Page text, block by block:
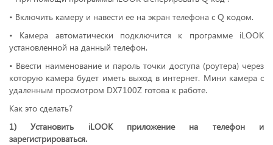
• Включить камеру и навести ее на экран телефона с Q кодом.
• Камера автоматически подключится к программе iLOOK
установленной на данный телефон.
• Ввести наименование и пароль точки доступа (роутера) через
которую камера будет иметь выход в интернет. Мини камера с
удаленным просмотром DX7100Z готова к работе.
Как это сделать?
1) Установить iLOOK приложение на телефон и
зарегистрироваться.